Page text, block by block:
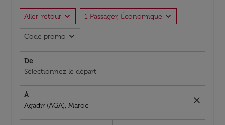
Aller-retour expand_more 1 Passager, Économique expand_more
Code promo expand_more
De
Sélectionnez le départ
À
Agadir (AGA), Maroc
close